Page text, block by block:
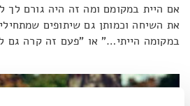
אם היית במקומם ומה זה היה גורם לך
את השיחה וכמותן גם שיתופים
במקומה הייתי…" או "פעם זה קרה גם